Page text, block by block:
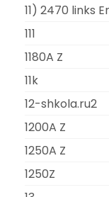
11) 2470 links
111
1180A Z
11k
12-shkola.ru2
1200A Z
1250A Z
1250Z